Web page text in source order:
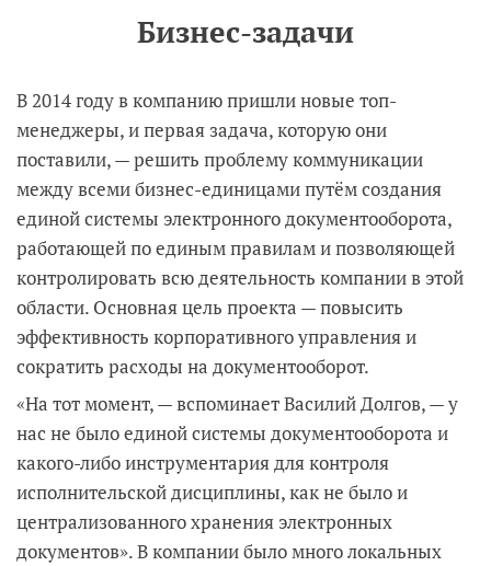
Бизнес-задачи
В 2014 году в компанию пришли новые топ-
менеджеры, и первая задача, которую они
поставили, — решить проблему коммуникации
между всеми бизнес-единицами путём создания
единой системы электронного документооборота,
работающей по единым правилам и позволяющей
контролировать всю деятельность компании в этой
области. Основная цель проекта — повысить
эффективность корпоративного управления и
сократить расходы на документооборот.
«На тот момент, — вспоминает Василий Долгов, — у
нас не было единой системы документооборота и
какого-либо инструментария для контроля
исполнительской дисциплины, как не было и
централизованного хранения электронных
документов». В компании было много локальных